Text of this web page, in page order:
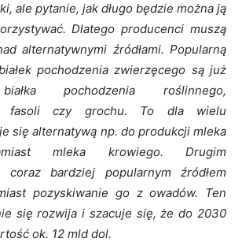
ale pytanie, jak długo będzie można ją
Dlatego producenci muszą
alternatywnymi źródłami. Popularną
pochodzenia zwierzęcego są już
pochodzenia roślinnego,
fasoli czy grochu. To dla wielu
się alternatywą np. do produkcji mleka
mleka krowiego. Drugim
coraz bardziej popularnym źródłem
pozyskiwanie go z owadów. Ten
się rozwija i szacuje się, że do 2030
ok. 12 mld dol.